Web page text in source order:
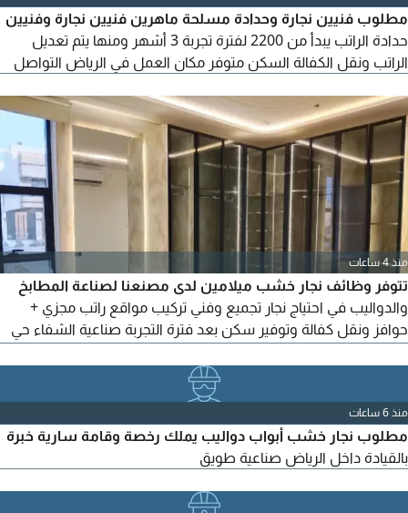
مطلوب فنيين نجارة وحدادة مسلحة ماهرين فنيين نجارة وفنيين
حدادة الراتب يبدأ من 2200 لفترة تجربة 3 أشهر ومنها يتم تعديل
الراتب ونقل الكفالة السكن متوفر مكان العمل في الرياض التواصل
منذ 4 ساعات
تتوفر وظائف نجار خشب ميلامين لدى مصنعنا لصناعة المطابخ
والدواليب في احتياج نجار تجميع وفني تركيب مواقع راتب مجزي +
حوافز ونقل كفالة وتوفير سكن بعد فترة التجربة صناعية الشفاء حي
منذ 6 ساعات
مطلوب نجار خشب أبواب دواليب يملك رخصة وقامة سارية خبرة
بالقيادة داخل الرياض صناعية طويق